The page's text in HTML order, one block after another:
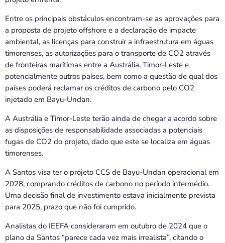
Entre os principais obstáculos encontram-se as aprovações para
a proposta de projeto offshore e a declaração de impacte
ambiental, as licenças para construir a infraestrutura em águas
timorenses, as autorizações para o transporte de CO2 através
de fronteiras marítimas entre a Austrália, Timor-Leste e
potencialmente outros países, bem como a questão de qual dos
países poderá reclamar os créditos de carbono pelo CO2
injetado em Bayu-Undan.
A Austrália e Timor-Leste terão ainda de chegar a acordo sobre
as disposições de responsabilidade associadas a potenciais
fugas de CO2 do projeto, dado que este se localiza em águas
timorenses.
A Santos visa ter o projeto CCS de Bayu-Undan operacional em
2028, comprando créditos de carbono no período intermédio.
Uma decisão final de investimento estava inicialmente prevista
para 2025, prazo que não foi cumprido.
Analistas do IEEFA consideraram em outubro de 2024 que o
plano da Santos “parece cada vez mais irrealista”, citando o